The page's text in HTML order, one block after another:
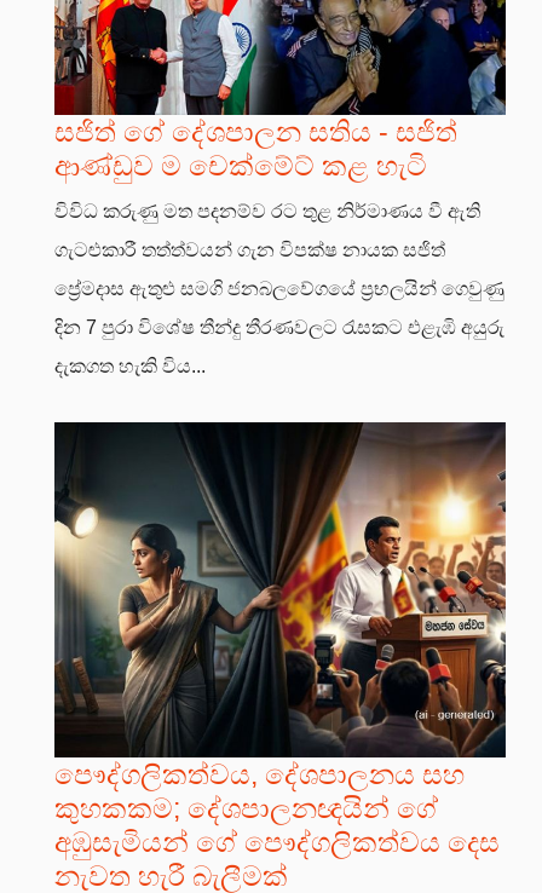
සජිත් ගේ දේශපාලන සතිය - සජිත්
ආණ්ඩුව ම චෙක්මේට් කළ හැටි
විවිධ කරුණු මත පදනම්ව රට තුළ නිර්මාණය වී ඇති
ගැටළුකාරී තත්ත්වයන් ගැන විපක්ෂ නායක සජිත්
ප්‍රේමදාස ඇතුළු සමගි ජනබලවේගයේ ප්‍රභලයින් ගෙවුණු
දින 7 පුරා විශේෂ තීන්දු තීරණවලට රැසකට එළැඹි අයුරු
දැකගත හැකි විය...
පෞද්ගලිකත්වය, දේශපාලනය සහ
කුහකකම; දේශපාලනඥයින් ගේ
අඹුසැමියන් ගේ පෞද්ගලිකත්වය දෙස
නැවත හැරී බැලීමක්